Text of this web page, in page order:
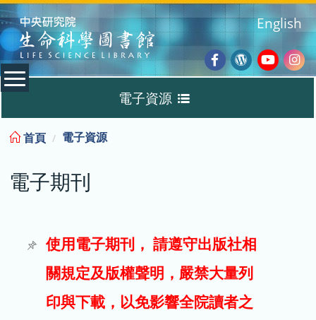
:::
Facebook
Wordpress
English
電子資源
電子期刊
試用
首頁 電子資源
電子期刊
使用電子期刊， 請遵守出版社相
關規定及版權聲明，嚴禁大量列
印與下載，以免影響全院讀者之